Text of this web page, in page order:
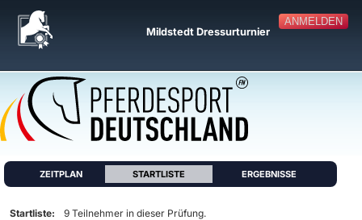
ANMELDEN
Mildstedt Dressurturnier
ZEITPLAN STARTLISTE ERGEBNISSE
Startliste:
9 Teilnehmer in dieser Prüfung.